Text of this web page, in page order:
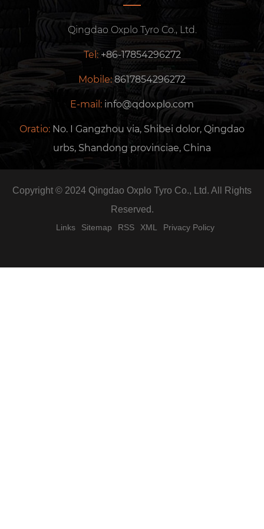
Qingdao Oxplo Tyro Co., Ltd.
Tel: +86-17854296272
Mobile:8617854296272
E-mail: info@qdoxplo.com
Oratio: No. I Gangzhou via, Shibei dolor, Qingdao
urbs, Shandong provinciae, China
Copyright © 2024 Qingdao Oxplo Tyro Co., Ltd. All Rights
Reserved.
Links Sitemap RSS XML Privacy Policy